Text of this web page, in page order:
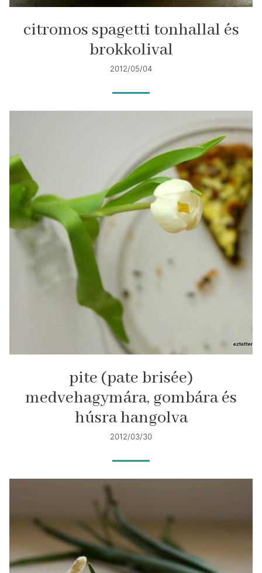
citromos spagetti tonhallal és
brokkolival
2012/05/04
pite (pate brisée)
medvehagymára, gombára és
húsra hangolva
2012/03/30